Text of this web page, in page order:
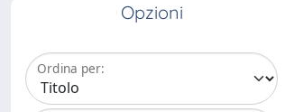
Opzioni
Ordina per: